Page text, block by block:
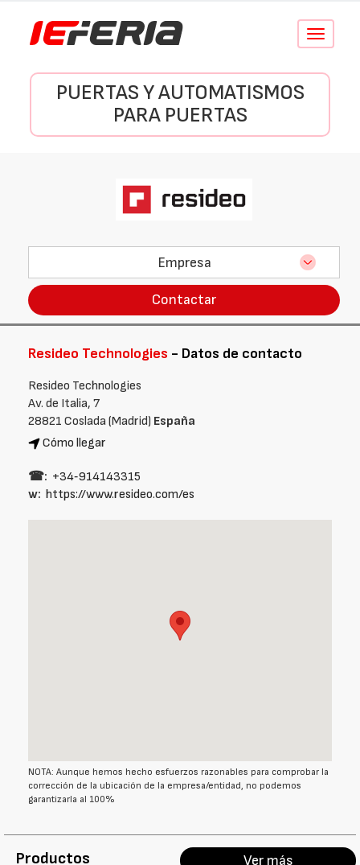
Conmutar
PUERTAS Y AUTOMATISMOS
PARA PUERTAS
Empresa
Contactar
Resideo Technologies - Datos de contacto
Resideo Technologies
Av. de Italia, 7
28821 Coslada (Madrid) España
Cómo llegar
☎: +34‑914143315
w: https://www.resideo.com/es
NOTA: Aunque hemos hecho esfuerzos razonables para comprobar la
corrección de la ubicación de la empresa/entidad, no podemos
garantizarla al 100%
Productos Ver más